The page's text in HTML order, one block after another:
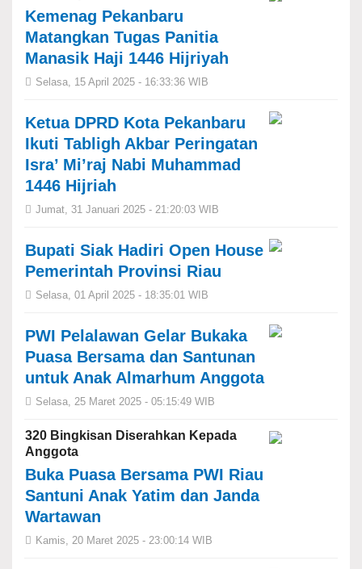
Kemenag Pekanbaru
Matangkan Tugas Panitia
Manasik Haji 1446 Hijriyah
Selasa, 15 April 2025 - 16:33:36 WIB
Ketua DPRD Kota Pekanbaru
Ikuti Tabligh Akbar Peringatan
Isra’ Mi’raj Nabi Muhammad
1446 Hijriah
Jumat, 31 Januari 2025 - 21:20:03 WIB
Bupati Siak Hadiri Open House
Pemerintah Provinsi Riau
Selasa, 01 April 2025 - 18:35:01 WIB
PWI Pelalawan Gelar Bukaka
Puasa Bersama dan Santunan
untuk Anak Almarhum Anggota
Selasa, 25 Maret 2025 - 05:15:49 WIB
320 Bingkisan Diserahkan Kepada
Anggota
Buka Puasa Bersama PWI Riau
Santuni Anak Yatim dan Janda
Wartawan
Kamis, 20 Maret 2025 - 23:00:14 WIB